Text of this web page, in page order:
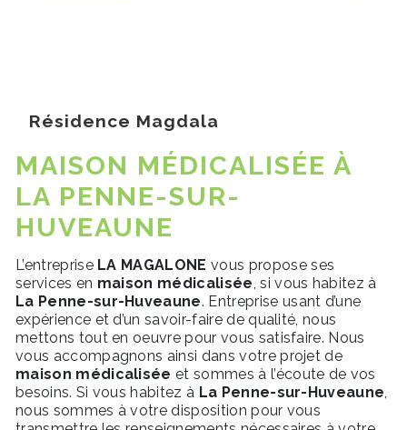
Résidence Magdala
MAISON MÉDICALISÉE À
LA PENNE-SUR-
HUVEAUNE
L’entreprise LA MAGALONE vous propose ses
services en maison médicalisée, si vous habitez à
La Penne-sur-Huveaune. Entreprise usant d’une
expérience et d’un savoir-faire de qualité, nous
mettons tout en oeuvre pour vous satisfaire. Nous
vous accompagnons ainsi dans votre projet de
maison médicalisée et sommes à l’écoute de vos
besoins. Si vous habitez à La Penne-sur-Huveaune,
nous sommes à votre disposition pour vous